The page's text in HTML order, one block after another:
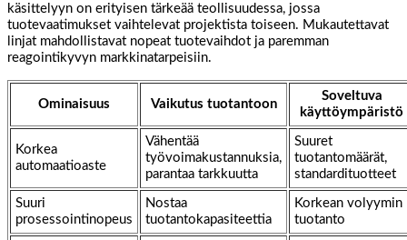
käsittelyyn on erityisen tärkeää teollisuudessa, jossa
tuotevaatimukset vaihtelevat projektista toiseen. Mukautettavat
linjat mahdollistavat nopeat tuotevaihdot ja paremman
reagointikyvyn markkinatarpeisiin.
Ominaisuus Vaikutus tuotantoon
Soveltuva
käyttöympäristö
Korkea
automaatioaste
Vähentää
työvoimakustannuksia,
parantaa tarkkuutta
Suuret
tuotantomäärät,
standardituotteet
Suuri
prosessointinopeus
Nostaa
tuotantokapasiteettia
Korkean volyymin
tuotanto